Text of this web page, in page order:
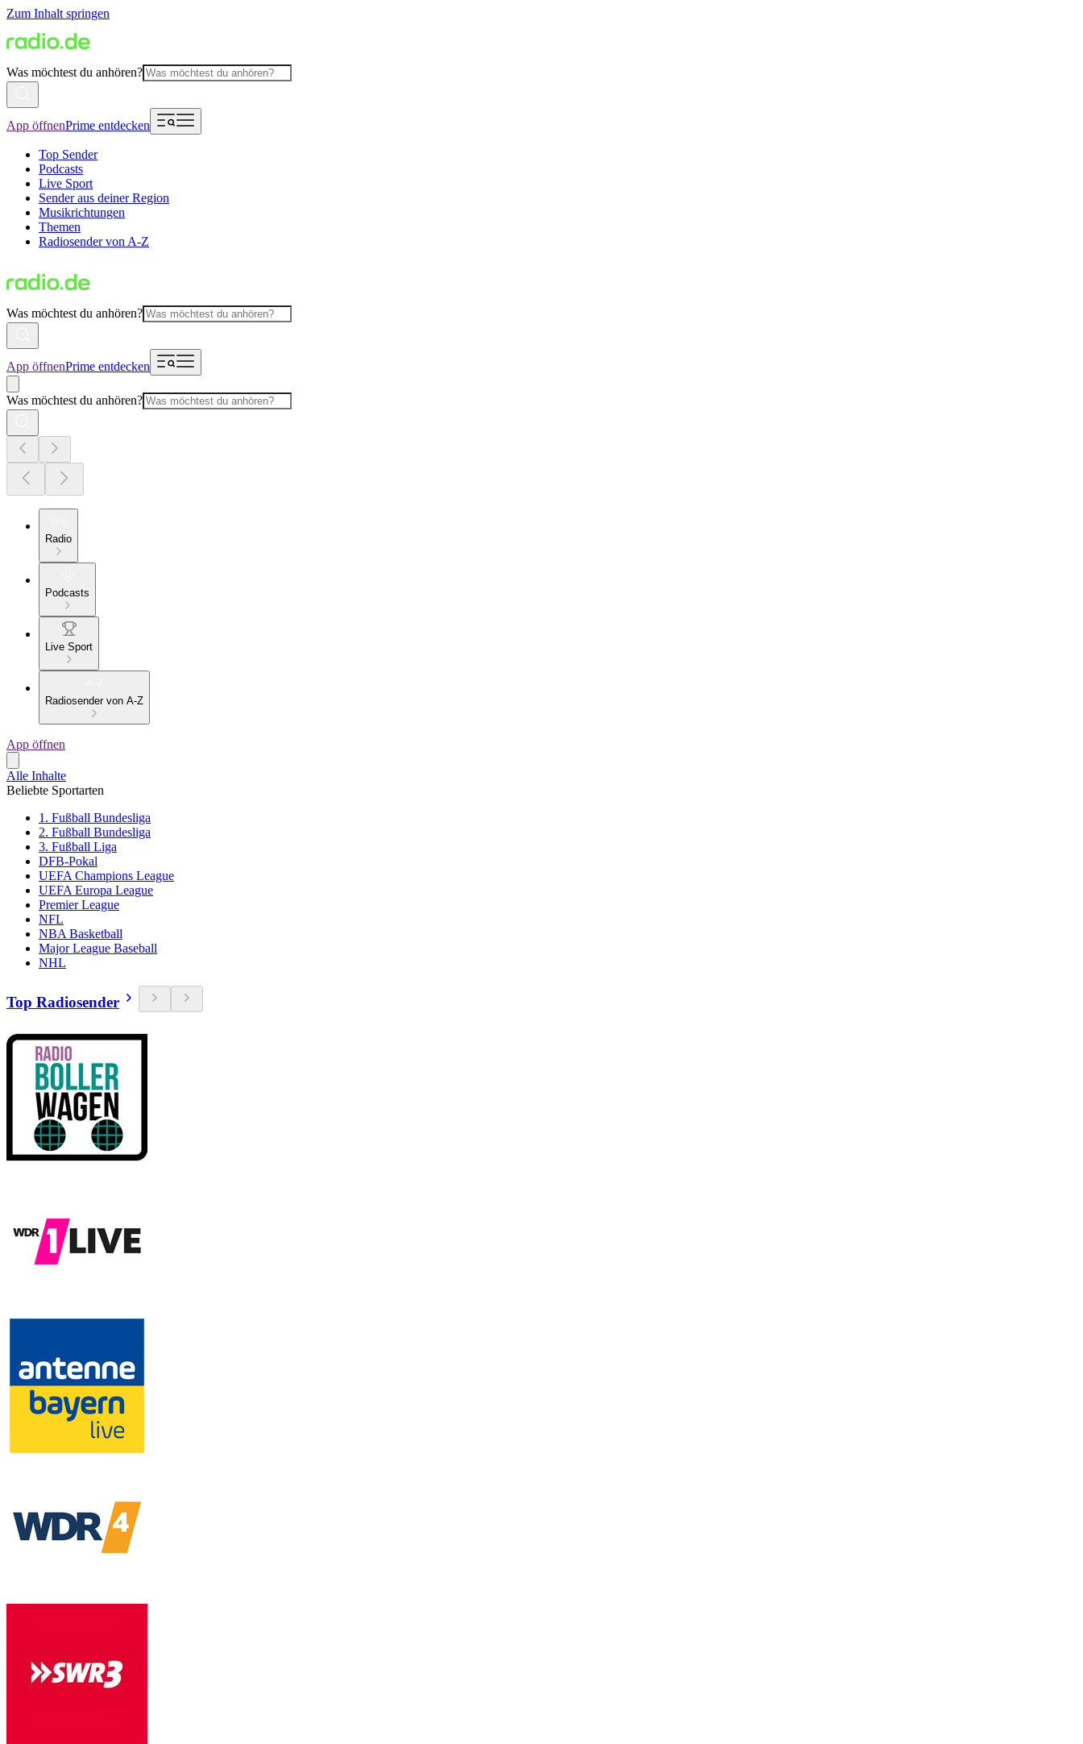
Zum Inhalt springen
Was möchtest du anhören?
App öffnenPrime entdecken
Top Sender
Podcasts
Live Sport
Sender aus deiner Region
Musikrichtungen
Themen
Radiosender von A-Z
Was möchtest du anhören?
App öffnenPrime entdecken
Was möchtest du anhören?
Radio
Podcasts
Live Sport
Radiosender von A-Z
App öffnen
Alle Inhalte
Beliebte Sportarten
1. Fußball Bundesliga
2. Fußball Bundesliga
3. Fußball Liga
DFB-Pokal
UEFA Champions League
UEFA Europa League
Premier League
NFL
NBA Basketball
Major League Baseball
NHL
Top Radiosender